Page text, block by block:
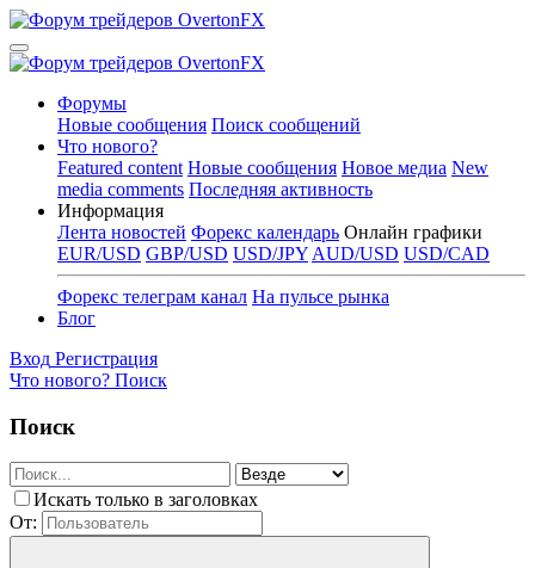
Форумы
Новые сообщения Поиск сообщений
Что нового?
Featured content Новые сообщения Новое медиа New
media comments Последняя активность
Информация
Лента новостей Форекс календарь Онлайн графики
EUR/USD GBP/USD USD/JPY AUD/USD USD/CAD
Форекс телеграм канал На пульсе рынка
Блог
Вход Регистрация
Что нового? Поиск
Поиск
Искать только в заголовках
От: